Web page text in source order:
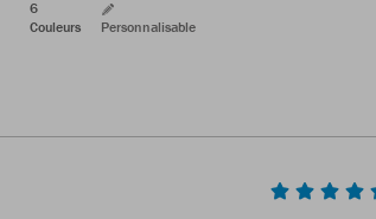
6
Couleurs
Personnalisable